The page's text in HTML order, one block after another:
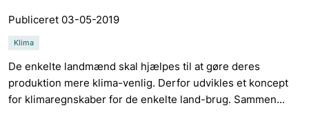
Publiceret 03-05-2019
Klima
De enkelte landmænd skal hjælpes til at gøre deres
produktion mere klima-venlig. Derfor udvikles et koncept
for klimaregnskaber for de enkelte land-brug. Sammen...